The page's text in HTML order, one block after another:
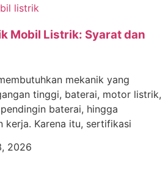
Mobil Listrik: Syarat dan
mekanik yang
tinggi, baterai, motor listrik,
baterai, hingga
kerja. Karena itu, sertifikasi
2026